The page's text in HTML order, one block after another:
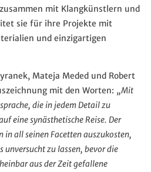
mit Klangkünstlern und
sie für ihre Projekte mit
und einzigartigen
Mateja Meded und Robert
mit den Worten: „Mit
die in jedem Detail zu
eine synästhetische Reise. Der
in all seinen Facetten auszukosten,
zu lassen, bevor die
aus der Zeit gefallene